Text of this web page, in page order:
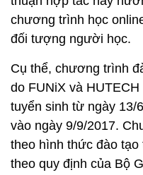
chương trình học
đối tượng người học.
Cụ thể, chương trình
do FUNiX và
tuyển sinh từ ngày 13/
vào ngày 9/9/2017.
theo hình thức đào
theo quy định của Bộ